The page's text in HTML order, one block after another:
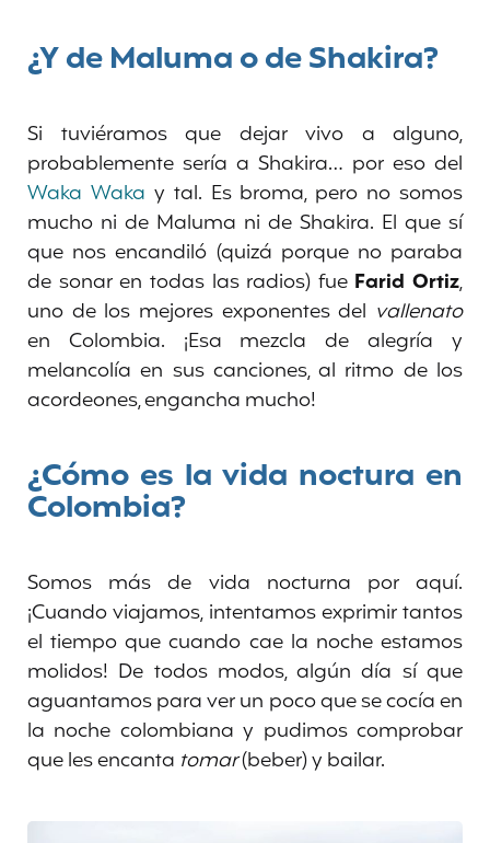
¿Y de Maluma o de Shakira?
Si tuviéramos que dejar vivo a alguno,
probablemente sería a Shakira… por eso del
Waka Waka y tal. Es broma, pero no somos
mucho ni de Maluma ni de Shakira. El que sí
que nos encandiló (quizá porque no paraba
de sonar en todas las radios) fue Farid Ortiz,
uno de los mejores exponentes del vallenato
en Colombia. ¡Esa mezcla de alegría y
melancolía en sus canciones, al ritmo de los
acordeones, engancha mucho!
¿Cómo es la vida noctura en
Colombia?
Somos más de vida nocturna por aquí.
¡Cuando viajamos, intentamos exprimir tantos
el tiempo que cuando cae la noche estamos
molidos! De todos modos, algún día sí que
aguantamos para ver un poco que se cocía en
la noche colombiana y pudimos comprobar
que les encanta tomar(beber) y bailar.